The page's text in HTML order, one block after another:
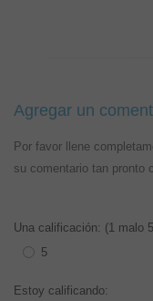
Agregar un
Por favor llene
su comentario tan pronto
Una calificación: (1 malo
5
Estoy calificando: